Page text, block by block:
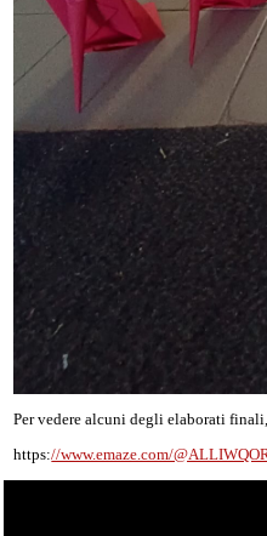
Per vedere alcuni degli elaborati
https://www.emaze.com/